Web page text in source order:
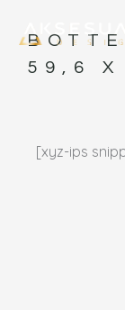
atla
59,6 X
[xyz-ips